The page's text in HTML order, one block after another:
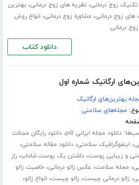
زوج درمانی،نظریه های زوج درمانی،بهترین
های زوج درمانی، مشاوره زوج درمانی، انواع روش
درمانی
دانلود کتاب
ارگانیک شماره اول
بهترین‌های ارگانیک
مجله‌های سلامتی
دانلود مجله ایرانی pdf ،دانلود رایگان مجلات
، اینفوگرافیک سلامتی،دانلود مقاله سلامتی،
و زیبایی پوست،داشتن یک پوست شاداب،راز
، مجله سلامت، عکس زالو درمانی، خاصیت زالو
، زالو درمانی چیست، زالو چیست، انواع زالو،